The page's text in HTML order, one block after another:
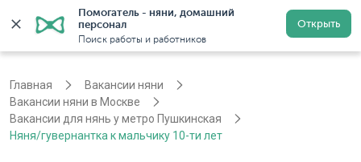
Помогатель - няни, домашний
персонал
Поиск работы и работников
Открыть
Регистрация
Главная
Вакансии няни
Вакансии няни в Москве
Вакансии для нянь у метро Пушкинская
Няня/гувернантка к мальчику 10-ти лет